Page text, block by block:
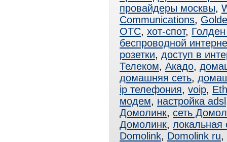
провайдеры москвы,
Communications,
ОТС, хот-спот,
беспроводной
розетки, доступ в
Телеком, Акадо,
домашняя сеть,
ip телефония, voip,
модем, настройка adsl
Домолинк, сеть
Домолинк, локальная
Domolink, Domolink ru,